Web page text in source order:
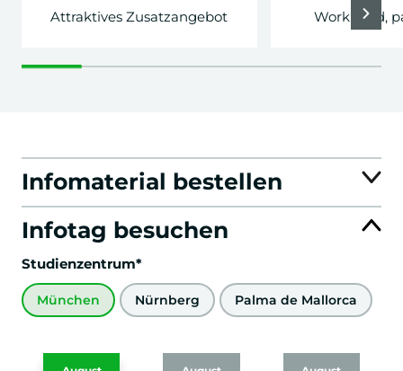
Attraktives Zusatzangebot
Work hard,
Infomaterial bestellen
Infotag besuchen
Studienzentrum*
München Nürnberg Palma de Mallorca